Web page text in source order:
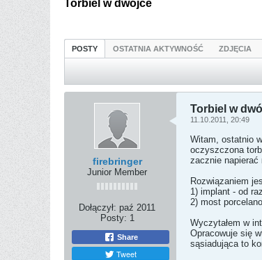
Torbiel w dwójce
POSTY OSTATNIA AKTYWNOŚĆ ZDJĘCIA
firebringer
Junior Member
Dołączył: paź 2011
Posty: 1
Share
Tweet
Torbiel w
11.10.2011, 20:49
Witam, ostatnio
oczyszczona
zacznie napierać
Rozwiązaniem
1) implant - od
2) most
Wyczytałem w
Opracowuje się
sąsiadująca to